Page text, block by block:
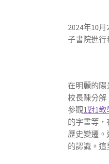
2024年10
子書院進行
在明麗的陽
校長陳分
參觀1對1教
的字畫等
歷史變遷
的認識。